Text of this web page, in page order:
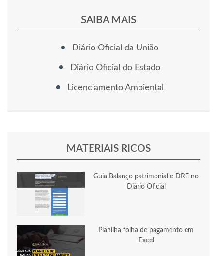
SAIBA MAIS
Diário Oficial da União
Diário Oficial do Estado
Licenciamento Ambiental
MATERIAIS RICOS
Guia Balanço patrimonial e DRE no
Diário Oficial
Planilha folha de pagamento em
Excel